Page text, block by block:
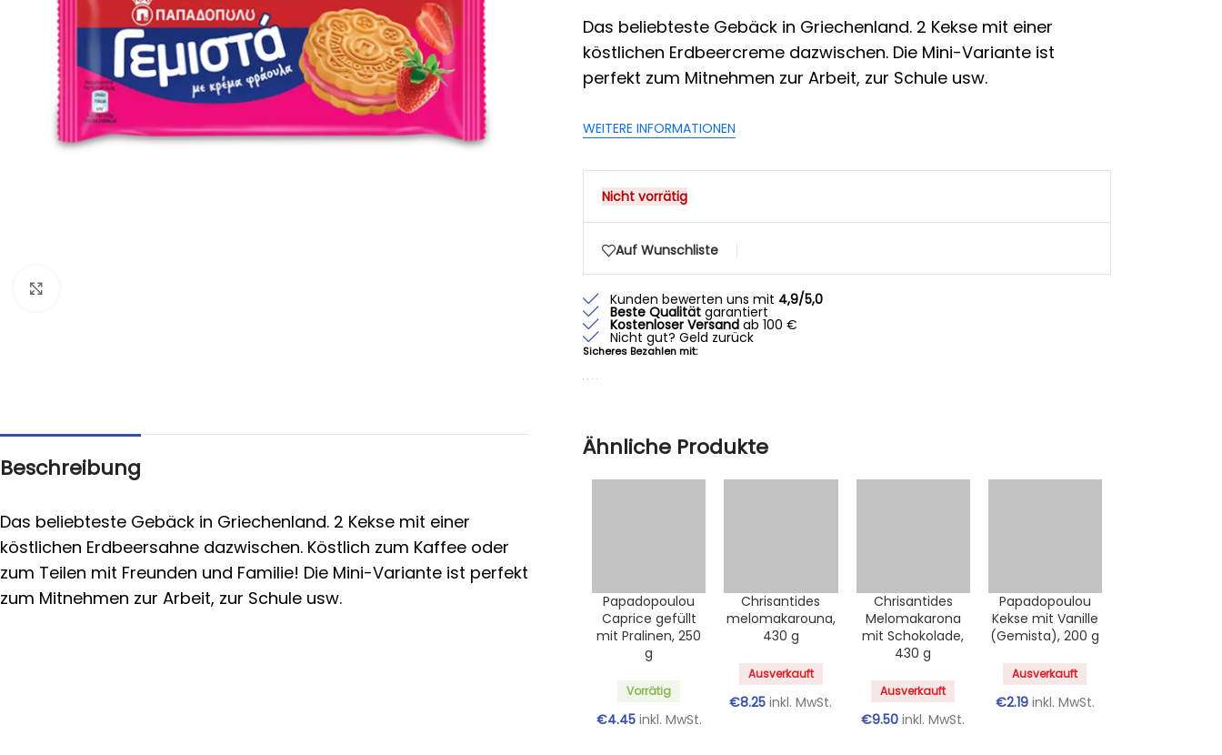
Das beliebteste Gebäck in Griechenland. 2 Kekse mit einer
köstlichen Erdbeercreme dazwischen. Die Mini-Variante ist
perfekt zum Mitnehmen zur Arbeit, zur Schule usw.
WEITERE INFORMATIONEN
Nicht vorrätig
Auf Wunschliste
Kunden bewerten uns mit 4,9/5,0
Beste Qualität garantiert
Kostenloser Versand ab 100 €
Nicht gut? Geld zurück
Sicheres Bezahlen mit:
Beschreibung
Das beliebteste Gebäck in Griechenland. 2 Kekse mit einer
köstlichen Erdbeersahne dazwischen. Köstlich zum Kaffee oder
zum Teilen mit Freunden und Familie! Die Mini-Variante ist perfekt
zum Mitnehmen zur Arbeit, zur Schule usw.
Ähnliche Produkte
Papadopoulou
Caprice gefüllt
mit Pralinen, 250
g
Vorrätig
€4.45 inkl. MwSt.
Chrisantides
melomakarouna,
430 g
Ausverkauft
€8.25 inkl. MwSt.
Chrisantides
Melomakarona
mit Schokolade,
430 g
Ausverkauft
€9.50 inkl. MwSt.
Papadopoulou
Kekse mit Vanille
(Gemista), 200 g
Ausverkauft
€2.19 inkl. MwSt.